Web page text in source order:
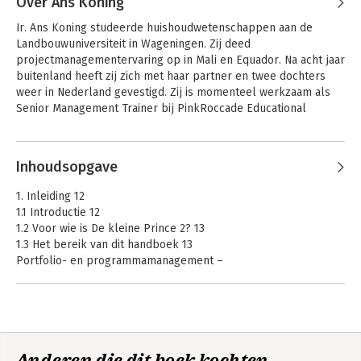
Ir. Ans Koning studeerde huishoudwetenschappen aan de
Landbouwuniversiteit in Wageningen. Zij deed
projectmanagementervaring op in Mali en Equador. Na acht jaar
buitenland heeft zij zich met haar partner en twee dochters
weer in Nederland gevestigd. Zij is momenteel werkzaam als
Senior Management Trainer bij PinkRoccade Educational
van projectmanagement.
Inhoudsopgave
1. Inleiding 12
1.1 Introductie 12
1.2 Voor wie is De kleine Prince 2? 13
1.3 Het bereik van dit handboek 13
Portfolio- en programmamanagement –
2.1 Wat is een project? 20